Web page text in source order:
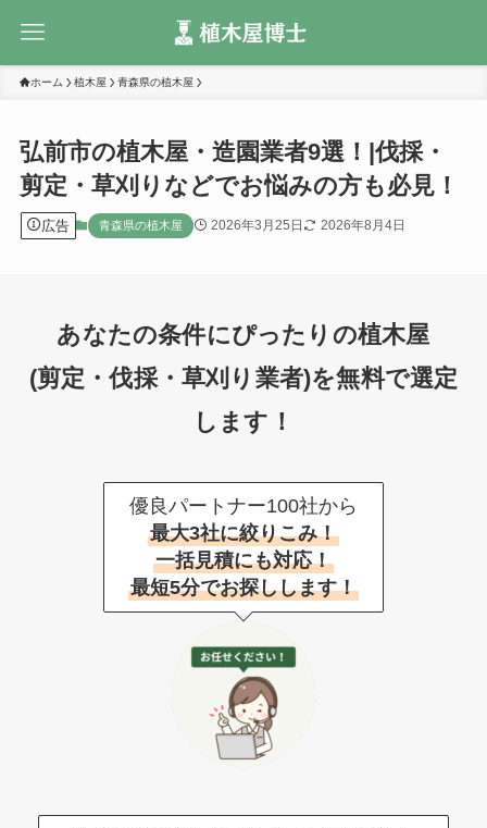
ホーム 植木屋 青森県の植木屋
弘前市の植木屋・造園業者9選！|伐採・
剪定・草刈りなどでお悩みの方も必見！
広告 青森県の植木屋 2026年3月25日 2026年8月4日
あなたの条件にぴったりの植木屋
(剪定・伐採・草刈り業者)を無料で選定
します！
優良パートナー100社から
最大3社に絞りこみ！
一括見積にも対応！
最短5分でお探しします！